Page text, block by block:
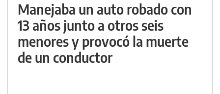
Manejaba un auto robado con
13 años junto a otros seis
menores y provocó la muerte
de un conductor